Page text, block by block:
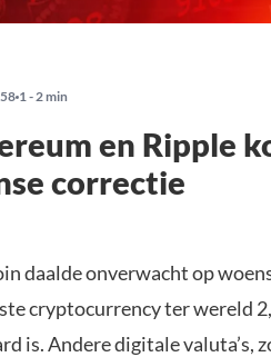
1 - 2 min
en Ripple
correctie
daalde onverwacht op
cryptocurrency ter wereld
is. Andere digitale valuta’s,